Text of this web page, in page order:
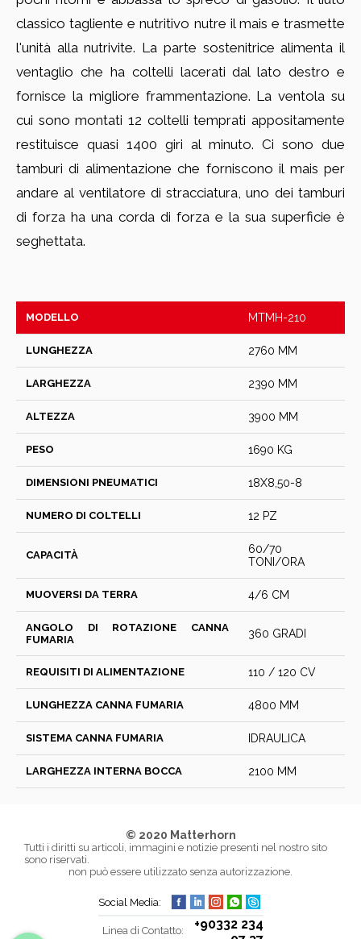
classico tagliente e nutritivo nutre il mais e trasmette
l'unità alla nutrivite. La parte sostenitrice alimenta il
ventaglio che ha coltelli lacerati dal lato destro e
fornisce la migliore frammentazione. La ventola su
cui sono montati 12 coltelli temprati appositamente
restituisce quasi 1400 giri al minuto. Ci sono due
tamburi di alimentazione che forniscono il mais per
andare al ventilatore di stracciatura, uno dei tamburi
di forza ha una corda di forza e la sua superficie è
seghettata.
MODELLO MTMH-210
LUNGHEZZA 2760 MM
LARGHEZZA 2390 MM
ALTEZZA 3900 MM
PESO 1690 KG
DIMENSIONI PNEUMATICI 18X8,50-8
NUMERO DI COLTELLI 12 PZ
CAPACITÀ
60/70
TONI/ORA
MUOVERSI DA TERRA 4/6 CM
ANGOLO DI ROTAZIONE CANNA
FUMARIA
360 GRADI
REQUISITI DI ALIMENTAZIONE 110 / 120 CV
LUNGHEZZA CANNA FUMARIA 4800 MM
SISTEMA CANNA FUMARIA IDRAULICA
LARGHEZZA INTERNA BOCCA 2100 MM
© 2020 Matterhorn
Tutti i diritti su articoli, immagini e notizie presenti nel nostro sito
sono riservati.
non può essere utilizzato senza autorizzazione.
Social Media:
Linea di Contatto:
+90332 234